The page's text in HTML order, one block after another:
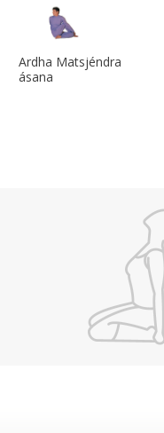
Ardha Matsjéndra
ásana